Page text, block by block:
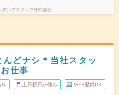
テンプスタッフ株式会社
どナシ＊当社スタッ
仕事
土日祝日が休み WEB登録OK